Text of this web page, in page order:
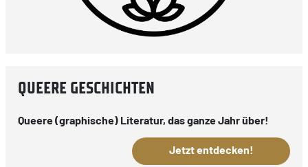
QUEERE GESCHICHTEN
Queere (graphische) Literatur, das ganze Jahr über!
Jetzt entdecken!